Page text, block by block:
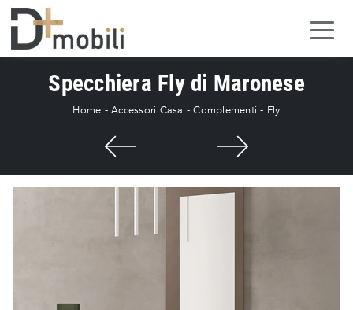
Specchiera Fly di Maronese
Home -Accessori Casa -Complementi - Fly